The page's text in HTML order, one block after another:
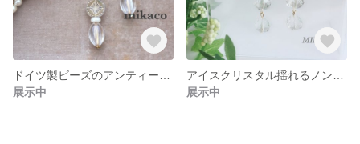
展示中
展示中